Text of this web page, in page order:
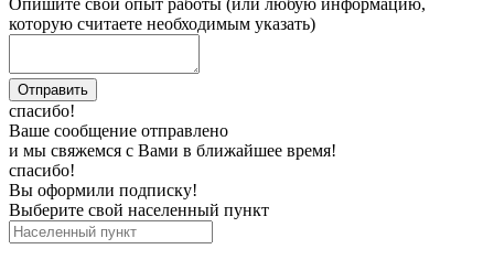
Опишите свой опыт работы (или любую информацию,
которую считаете необходимым указать)
спасибо!
Ваше сообщение отправлено
и мы свяжемся с Вами в ближайшее время!
спасибо!
Вы оформили подписку!
Выберите свой населенный пункт